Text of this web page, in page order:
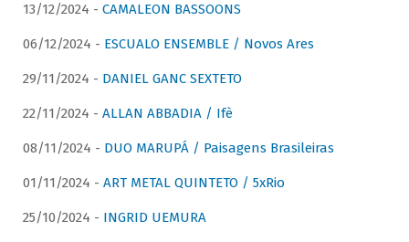
13/12/2024 - CAMALEON BASSOONS
06/12/2024 - ESCUALO ENSEMBLE / Novos Ares
29/11/2024 - DANIEL GANC SEXTETO
22/11/2024 - ALLAN ABBADIA / Ifè
08/11/2024 - DUO MARUPÁ / Paisagens Brasileiras
01/11/2024 - ART METAL QUINTETO / 5xRio
25/10/2024 - INGRID UEMURA